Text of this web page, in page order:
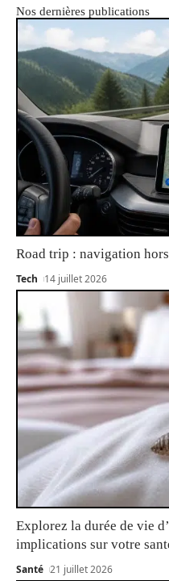
Nos dernières publications
Road trip : navigation
Tech 14 juillet 2026
Explorez la durée de vie
implications sur votre
Santé 21 juillet 2026